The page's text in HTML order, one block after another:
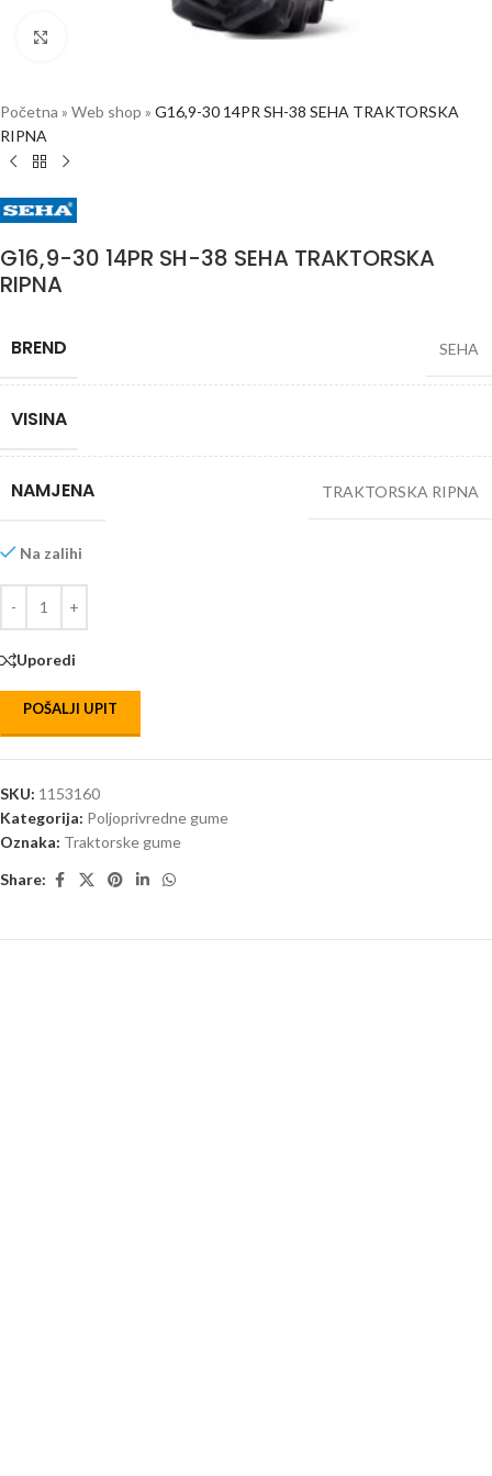
Početna » Web shop » G16,9-30 14PR SH-38 SEHA TRAKTORSKA
RIPNA
G16,9-30 14PR SH-38 SEHA TRAKTORSKA
RIPNA
BREND SEHA
VISINA
NAMJENA TRAKTORSKA RIPNA
Na zalihi
Uporedi
POŠALJI UPIT
SKU: 1153160
Kategorija: Poljoprivredne gume
Oznaka: Traktorske gume
Share: